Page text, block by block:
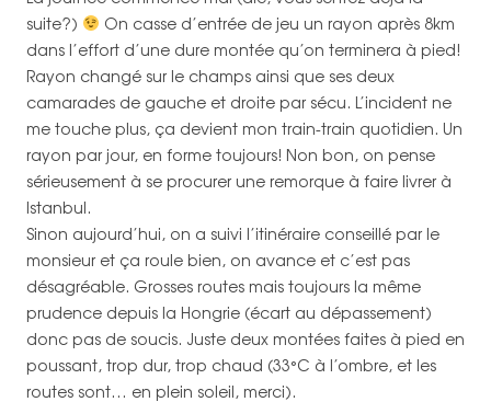
suite?)
On casse d’entrée de jeu un rayon après 8km
dans l’effort d’une dure montée qu’on terminera à pied!
Rayon changé sur le champs ainsi que ses deux
camarades de gauche et droite par sécu. L’incident ne
me touche plus, ça devient mon train-train quotidien. Un
rayon par jour, en forme toujours! Non bon, on pense
sérieusement à se procurer une remorque à faire livrer à
Istanbul.
Sinon aujourd’hui, on a suivi l’itinéraire conseillé par le
monsieur et ça roule bien, on avance et c’est pas
désagréable. Grosses routes mais toujours la même
prudence depuis la Hongrie (écart au dépassement)
donc pas de soucis. Juste deux montées faites à pied en
poussant, trop dur, trop chaud (33°C à l’ombre, et les
routes sont… en plein soleil, merci).